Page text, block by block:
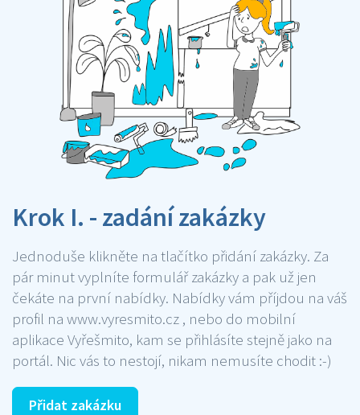
Krok I. - zadání zakázky
Jednoduše klikněte na tlačítko přidání zakázky. Za
pár minut vyplníte formulář zakázky a pak už jen
čekáte na první nabídky. Nabídky vám příjdou na váš
profil na www.vyresmito.cz , nebo do mobilní
aplikace Vyřešmito, kam se přihlásíte stejně jako na
portál. Nic vás to nestojí, nikam nemusíte chodit :-)
Přidat zakázku